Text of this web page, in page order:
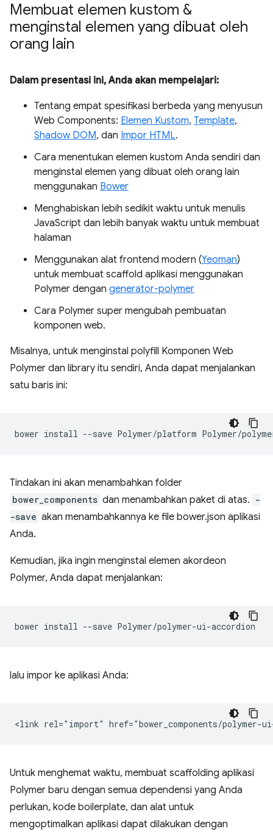
Membuat elemen kustom &
menginstal elemen yang dibuat oleh
orang lain
Dalam presentasi ini, Anda akan mempelajari:
Tentang empat spesifikasi berbeda yang menyusun
Web Components: Elemen Kustom, Template,
Shadow DOM, dan Impor HTML.
Cara menentukan elemen kustom Anda sendiri dan
menginstal elemen yang dibuat oleh orang lain
menggunakan Bower
Menghabiskan lebih sedikit waktu untuk menulis
JavaScript dan lebih banyak waktu untuk membuat
halaman
Menggunakan alat frontend modern (Yeoman)
untuk membuat scaffold aplikasi menggunakan
Polymer dengan generator-polymer
Cara Polymer super mengubah pembuatan
komponen web.
Misalnya, untuk menginstal polyfill Komponen Web
Polymer dan library itu sendiri, Anda dapat menjalankan
satu baris ini:
bower install --save Polymer/platform
Tindakan ini akan menambahkan folder
bower_components dan menambahkan paket di atas. -
-save akan menambahkannya ke file bower.json aplikasi
Anda.
Kemudian, jika ingin menginstal elemen akordeon
Polymer, Anda dapat menjalankan:
bower install --save
lalu impor ke aplikasi Anda:
Untuk menghemat waktu, membuat scaffolding aplikasi
Polymer baru dengan semua dependensi yang Anda
perlukan, kode boilerplate, dan alat untuk
mengoptimalkan aplikasi dapat dilakukan dengan